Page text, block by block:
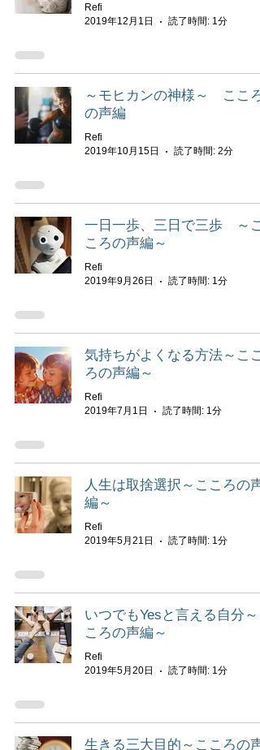
Refi
2019年12月1日
読了時間: 1分
～モヒカンの神様～ こころ
の声編
Refi
2019年10月15日
読了時間: 2分
一日一歩、三日で三歩 ～こ
ころの声編～
Refi
2019年9月26日
読了時間: 1分
気持ちがよくなる方法～ここ
ろの声編～
Refi
2019年7月1日
読了時間: 1分
人生は取捨選択～こころの声
編～
Refi
2019年5月21日
読了時間: 1分
いつでもYesと言える自分～
ころの声編～
Refi
2019年5月20日
読了時間: 1分
生きる三大目的～こころの声